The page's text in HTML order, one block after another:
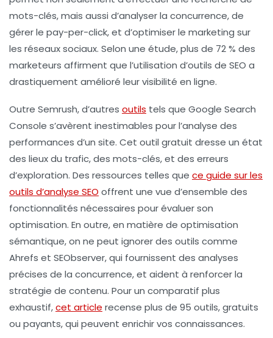
mots-clés, mais aussi d’analyser la concurrence, de
gérer le pay-per-click, et d’optimiser le marketing sur
les réseaux sociaux. Selon une étude, plus de 72 % des
marketeurs affirment que l’utilisation d’outils de SEO a
drastiquement amélioré leur visibilité en ligne.
Outre Semrush, d’autres outils tels que Google Search
Console s’avèrent inestimables pour l’analyse des
performances d’un site. Cet outil gratuit dresse un état
des lieux du trafic, des mots-clés, et des erreurs
d’exploration. Des ressources telles que ce guide sur les
outils d’analyse SEO offrent une vue d’ensemble des
fonctionnalités nécessaires pour évaluer son
optimisation. En outre, en matière de optimisation
sémantique, on ne peut ignorer des outils comme
Ahrefs et SEObserver, qui fournissent des analyses
précises de la concurrence, et aident à renforcer la
stratégie de contenu. Pour un comparatif plus
exhaustif,cet article recense plus de 95 outils, gratuits
ou payants, qui peuvent enrichir vos connaissances.